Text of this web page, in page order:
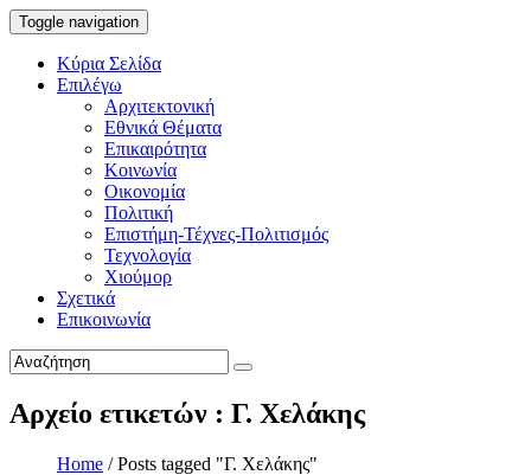
Toggle navigation
Κύρια Σελίδα
Επιλέγω
Αρχιτεκτονική
Εθνικά Θέματα
Επικαιρότητα
Κοινωνία
Οικονομία
Πολιτική
Επιστήμη-Τέχνες-Πολιτισμός
Τεχνολογία
Χιούμορ
Σχετικά
Επικοινωνία
Αρχείο ετικετών : Γ. Χελάκης
Home / Posts tagged "Γ. Χελάκης"